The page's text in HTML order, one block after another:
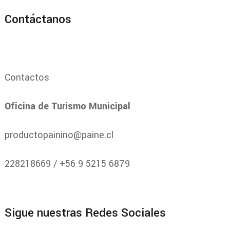
Contáctanos
Contactos
Oficina de Turismo Municipal
productopainino@paine.cl
228218669 / +56 9 5215 6879
Sigue nuestras Redes Sociales